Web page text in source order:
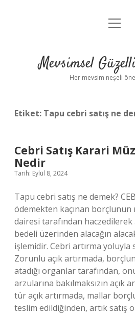
Anasayfa
Yasal Uyarı
menüyü
Mevsimsel
Her mevsim neşeli
Etiket: Tapu cebri satış ne
Cebri Satış Karari
Nedir
Tarih: Eylül 8, 2024
Tapu cebri satış ne demek?
ödemekten kaçınan borçlunun
dairesi tarafından haczedilerek
bedeli üzerinden alacağın
işlemidir. Cebri artırma yoluyla
Zorunlu açık artırmada,
atadığı organlar tarafından,
arzularına bakılmaksızın açık
tür açık artırmada, mallar
teslim edildiğinden, artık satış